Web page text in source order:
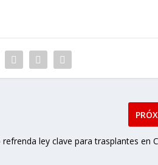
refrenda ley clave para trasplantes en